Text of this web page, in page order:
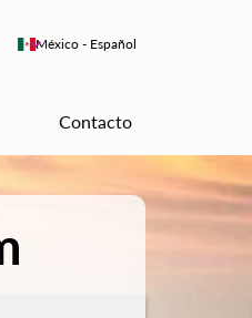
México - Español
keyboard_arrow_down
Contacto